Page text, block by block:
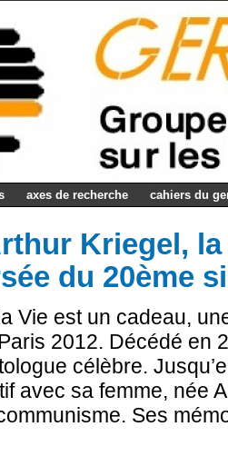
axes de recherche cahiers du
Kriegel,
du 20ème
Vie est un cadeau,
2012. Décédé en
célèbre.
avec sa femme, née
Ses